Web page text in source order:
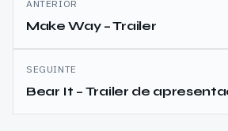
de
artigos
ANTERIOR
Make Way – Trailer
SEGUINTE
Bear It – Trailer de